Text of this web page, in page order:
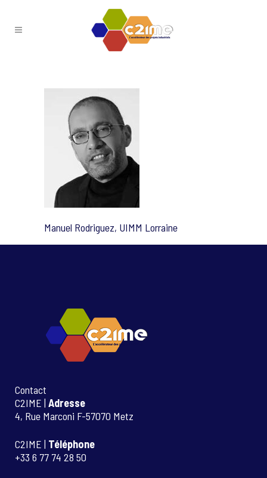
Manuel Rodriguez, UIMM Lorraine
Contact
C2IME | Adresse
4, Rue Marconi F-57070 Metz
C2IME | Téléphone
+33 6 77 74 28 50